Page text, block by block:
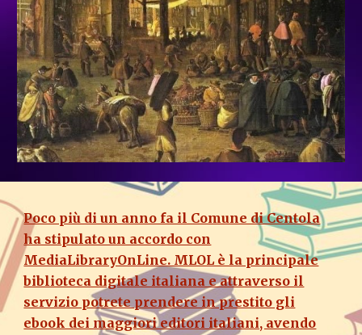
Poco più di un anno fa il Comune di Centola
ha stipulato un accordo con
MediaLibraryOnLine. MLOL è la principale
biblioteca digitale italiana e attraverso il
servizio potrete prendere in prestito gli
ebook dei maggiori editori italiani, avendo